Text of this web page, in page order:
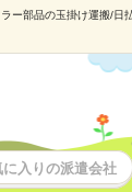
ー部品の玉掛け運搬/
に入りの派遣会社